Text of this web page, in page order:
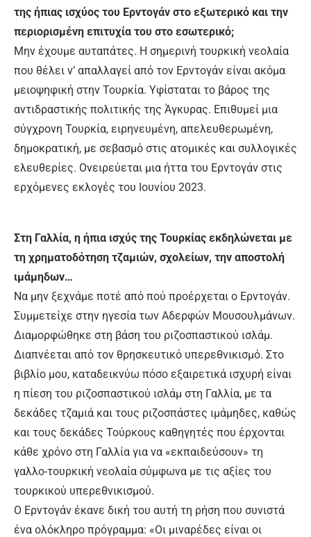
της ήπιας ισχύος του Ερντογάν στο εξωτερικό και την
περιορισμένη επιτυχία του στο εσωτερικό;
Μην έχουμε αυταπάτες. Η σημερινή τουρκική νεολαία
που θέλει ν’ απαλλαγεί από τον Ερντογάν είναι ακόμα
μειοψηφική στην Τουρκία. Υφίσταται το βάρος της
αντιδραστικής πολιτικής της Άγκυρας. Επιθυμεί μια
σύγχρονη Τουρκία, ειρηνευμένη, απελευθερωμένη,
δημοκρατική, με σεβασμό στις ατομικές και συλλογικές
ελευθερίες. Ονειρεύεται μια ήττα του Ερντογάν στις
ερχόμενες εκλογές του Ιουνίου 2023.
Στη Γαλλία, η ήπια ισχύς της Τουρκίας εκδηλώνεται με
τη χρηματοδότηση τζαμιών, σχολείων, την αποστολή
ιμάμηδων…
Να μην ξεχνάμε ποτέ από πού προέρχεται ο Ερντογάν.
Συμμετείχε στην ηγεσία των Αδερφών Μουσουλμάνων.
Διαμορφώθηκε στη βάση του ριζοσπαστικού ισλάμ.
Διαπνέεται από τον θρησκευτικό υπερεθνικισμό. Στο
βιβλίο μου, καταδεικνύω πόσο εξαιρετικά ισχυρή είναι
η πίεση του ριζοσπαστικού ισλάμ στη Γαλλία, με τα
δεκάδες τζαμιά και τους ριζοσπάστες ιμάμηδες, καθώς
και τους δεκάδες Τούρκους καθηγητές που έρχονται
κάθε χρόνο στη Γαλλία για να «εκπαιδεύσουν» τη
γαλλο-τουρκική νεολαία σύμφωνα με τις αξίες του
τουρκικού υπερεθνικισμού.
Ο Ερντογάν έκανε δική του αυτή τη ρήση που συνιστά
ένα ολόκληρο πρόγραμμα: «Οι μιναρέδες είναι οι